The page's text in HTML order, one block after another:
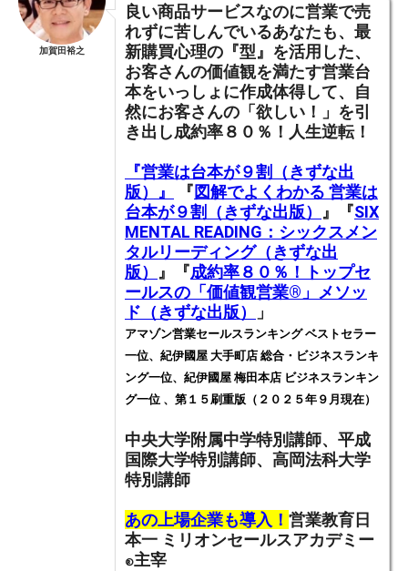
加賀田裕之
良い商品サービスなのに営業で売
れずに苦しんでいるあなたも、 最
新購買心理の『型』を活用した、
お客さんの価値観を満たす営業台
本をいっしょに作成体得して、 自
然にお客さんの「欲しい！」を引
き出し成約率８０％！人生逆転！
『営業は台本が９割（きずな出
版）』
『図解でよくわかる 営業は
台本が９割（きずな出版）
』『SIX
MENTAL READING：シックスメン
タルリーディング（きずな出
版）
』『成約率８０％！トップセ
ールスの「価値観営業®️」メソッ
ド（きずな出版）
」
アマゾン営業セールスランキング ベストセラー
一位、紀伊國屋 大手町店 総合・ビジネスランキ
ング一位、紀伊國屋 梅田本店 ビジネスランキン
グ一位 、第１５刷重版（２０２５年９月現在）
中央大学附属中学特別講師、 平成
国際大学特別講師、高岡法科大学
特別講師
あの上場企業も導入！ 営業教育日
本一 ミリオンセールスアカデミー
®主宰